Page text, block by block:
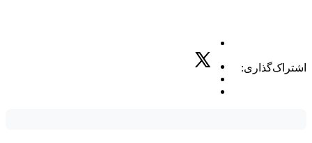
اشتراک‌گذاری: